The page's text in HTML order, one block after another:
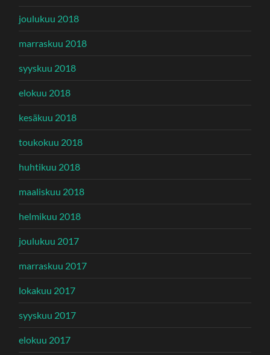
joulukuu 2018
marraskuu 2018
syyskuu 2018
elokuu 2018
kesäkuu 2018
toukokuu 2018
huhtikuu 2018
maaliskuu 2018
helmikuu 2018
joulukuu 2017
marraskuu 2017
lokakuu 2017
syyskuu 2017
elokuu 2017